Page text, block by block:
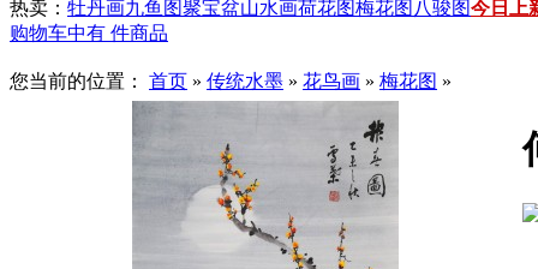
热卖： 牡丹画九鱼图聚宝盆山水画荷花图梅花图 八骏图今日上
购物车中有 件商品
您当前的位置： 首页 » 传统水墨 » 花鸟画 » 梅花图 »